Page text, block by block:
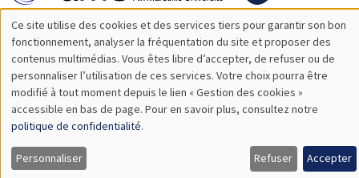
Utilisation
des
données
personnelles
et
Ce site utilise des cookies et des services tiers pour garantir son bon
fonctionnement, analyser la fréquentation du site et proposer des
contenus multimédias. Vous êtes libre d’accepter, de refuser ou de
personnaliser l’utilisation de ces services. Votre choix pourra être
modifié à tout moment depuis le lien « Gestion des cookies »
accessible en bas de page. Pour en savoir plus, consultez notre
politique de confidentialité.
Personnaliser Refuser Accepter